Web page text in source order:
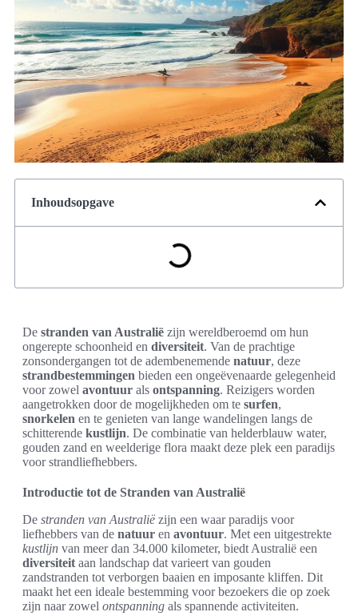
Inhoudsopgave
De stranden van Australië zijn wereldberoemd om hun
ongerepte schoonheid en diversiteit. Van de prachtige
zonsondergangen tot de adembenemende natuur, deze
strandbestemmingen bieden een ongeëvenaarde gelegenheid
voor zowel avontuur als ontspanning. Reizigers worden
aangetrokken door de mogelijkheden om te surfen,
snorkelen en te genieten van lange wandelingen langs de
schitterende kustlijn. De combinatie van helderblauw water,
gouden zand en weelderige flora maakt deze plek een paradijs
voor strandliefhebbers.
Introductie tot de Stranden van Australië
De stranden van Australië zijn een waar paradijs voor
liefhebbers van de natuur en avontuur. Met een uitgestrekte
kustlijn van meer dan 34.000 kilometer, biedt Australië een
diversiteit aan landschap dat varieert van gouden
zandstranden tot verborgen baaien en imposante kliffen. Dit
maakt het een ideale bestemming voor bezoekers die op zoek
zijn naar zowel ontspanning als spannende activiteiten.